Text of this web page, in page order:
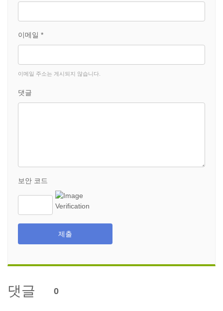
이메일 *
이메일 주소는 게시되지 않습니다.
댓글
보안 코드
제출
댓글 0